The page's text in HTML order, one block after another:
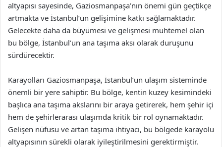
altyapısı sayesinde, Gaziosmanpaşa’nın önemi gün geçtikçe
artmakta ve İstanbul’un gelişimine katkı sağlamaktadır.
Gelecekte daha da büyümesi ve gelişmesi muhtemel olan
bu bölge, İstanbul’un ana taşıma aksı olarak duruşunu
sürdürecektir.
Karayolları Gaziosmanpaşa, İstanbul’un ulaşım sisteminde
önemli bir yere sahiptir. Bu bölge, kentin kuzey kesimindeki
başlıca ana taşıma akslarını bir araya getirerek, hem şehir içi
hem de şehirlerarası ulaşımda kritik bir rol oynamaktadır.
Gelişen nüfusu ve artan taşıma ihtiyacı, bu bölgede karayolu
altyapısının sürekli olarak iyileştirilmesini gerektirmiştir.